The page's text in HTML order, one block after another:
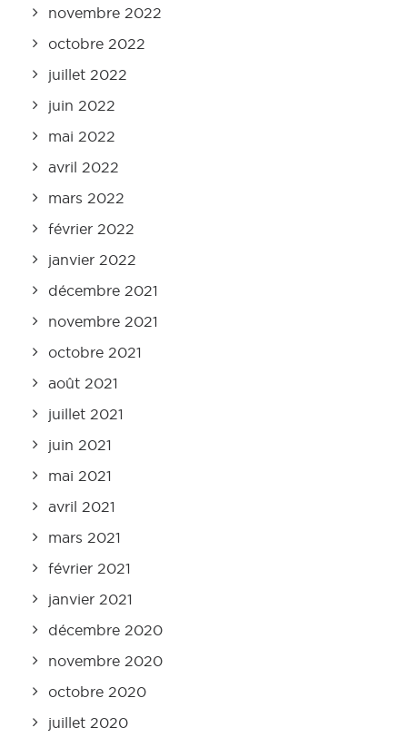
novembre 2022
octobre 2022
juillet 2022
juin 2022
mai 2022
avril 2022
mars 2022
février 2022
janvier 2022
décembre 2021
novembre 2021
octobre 2021
août 2021
juillet 2021
juin 2021
mai 2021
avril 2021
mars 2021
février 2021
janvier 2021
décembre 2020
novembre 2020
octobre 2020
juillet 2020